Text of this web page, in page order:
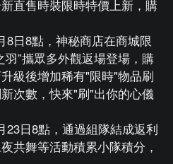
直售時裝限時特價上新，購
8日8點，神秘商店在商城限
羽”攜眾多外觀返場登場，購
級後增加稀有"限時"物品刷
次數，快來"刷"出你的心儀
23日8點，通過組隊結成返利
共舞等活動積累小隊積分，